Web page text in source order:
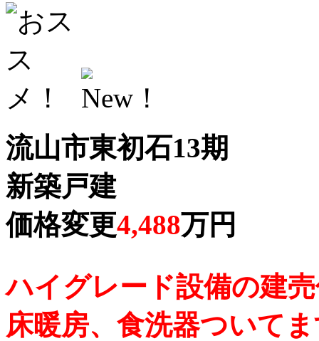
流山市東初石13期
新築戸建
価格変更4,488万円
ハイグレード設備の建
床暖房、食洗器ついて